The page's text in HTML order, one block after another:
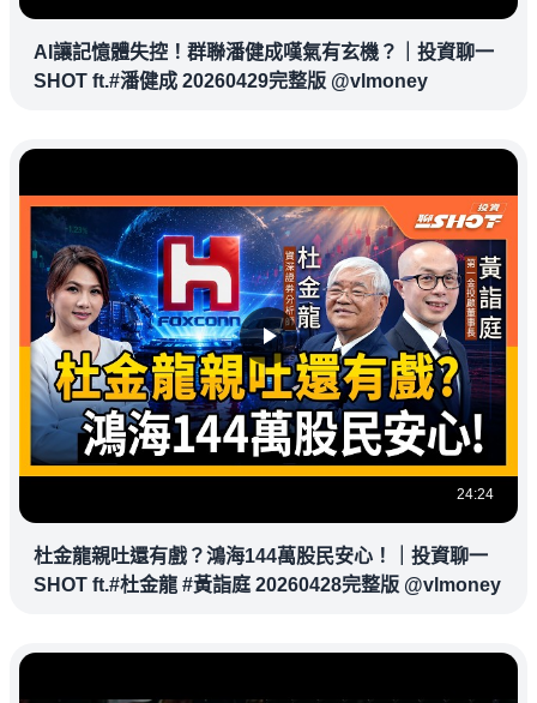
AI讓記憶體失控！群聯潘健成嘆氣有玄機？｜投資聊一
SHOT ft.#潘健成 20260429完整版 @vlmoney
24:24
杜金龍親吐還有戲？鴻海144萬股民安心！｜投資聊一
SHOT ft.#杜金龍 #黃詣庭 20260428完整版 @vlmoney